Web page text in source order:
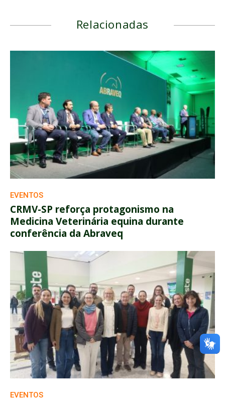
Relacionadas
EVENTOS
CRMV-SP reforça protagonismo na
Medicina Veterinária equina durante
conferência da Abraveq
EVENTOS